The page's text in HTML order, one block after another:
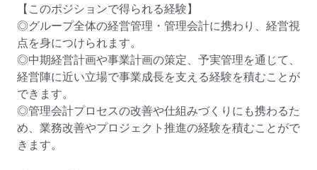
【このポジションで得られる経験】
◎グループ全体の経営管理・管理会計に携わり、経営視
点を身につけられます。
◎中期経営計画や事業計画の策定、予実管理を通じて、
経営陣に近い立場で事業成長を支える経験を積むことが
できます。
◎管理会計プロセスの改善や仕組みづくりにも携わるた
め、業務改善やプロジェクト推進の経験を積むことがで
きます。